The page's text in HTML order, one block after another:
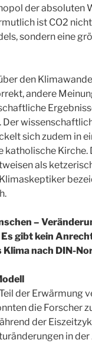
der absoluten
ist CO2
sondern eine
den
andere
sich zudem in
katholische Kirche.
als
–
gibt kein
nach DIN-
der Erwärmung
die Forscher
der
in